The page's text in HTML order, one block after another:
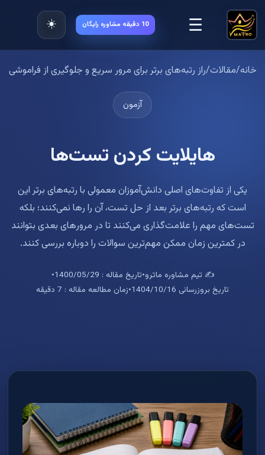
☰
☀️ 10 دقیقه مشاوره رایگان
خانه/مقالات/راز رتبه‌های برتر برای مرور سریع و جلوگیری از فراموشی
آزمون
هایلایت کردن تست‌ها
یکی از تفاوت‌های اصلی دانش‌آموزان معمولی با رتبه‌های برتر این
است که رتبه‌های برتر بعد از حل تست، آن را رها نمی‌کنند؛ بلکه
تست‌های مهم را علامت‌گذاری می‌کنند تا در مرورهای بعدی بتوانند
در کمترین زمان ممکن مهم‌ترین سوالات را دوباره بررسی کنند.
✍️ تیم مشاوره ماترو•تاریخ مقاله : 1400/05/29
•
تاریخ بروزرسانی 1404/10/16
•زمان مطالعه مقاله : 7 دقیقه